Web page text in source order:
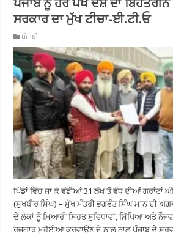
ਪੰਜਾਬ ਨੂੰ ਹਰ ਪੱਖੋਂ ਦੇਸ਼ ਦਾ
ਸਰਕਾਰ ਦਾ ਮੁੱਖ ਟੀਚਾ-ਈ.ਟੀ.ਓ
ਪੰਜਾਬੀ
ਪਿੰਡਾਂ ਵਿੱਚ ਜਾ ਕੇ ਵੰਡੀਆਂ 31 ਲੱਖ ਤੋਂ ਵੱਧ ਦੀਆਂ ਗਰਾਂਟਾਂ
(ਸੁਖਬੀਰ ਸਿੰਘ) – ਮੁੱਖ ਮੰਤਰੀ ਭਗਵੰਤ ਸਿੰਘ ਮਾਨ ਦੀ
ਦੇ ਲੋਕਾਂ ਨੂੰ ਮਿਆਰੀ ਸਿਹਤ ਸੁਵਿਧਾਵਾਂ, ਸਿੱਖਿਆ ਅਤੇ
ਰੋਜ਼ਗਾਰ ਮੁਹੱਈਆ ਕਰਵਾਉਣ ਦੇ ਨਾਲ ਨਾਲ ਪੰਜਾਬ ਦੇ